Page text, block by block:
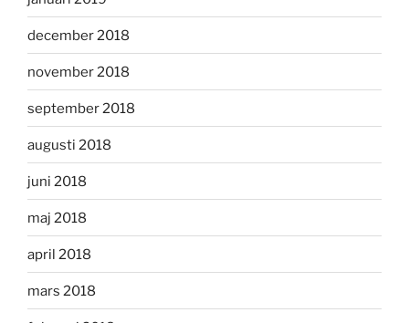
december 2018
november 2018
september 2018
augusti 2018
juni 2018
maj 2018
april 2018
mars 2018